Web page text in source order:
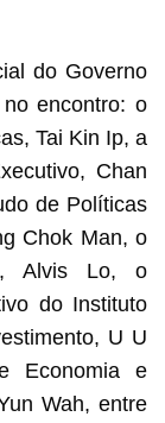
do Governo
encontro: o
Tai Kin Ip, a
Chan
de Políticas
Chok Man, o
Alvis Lo, o
do Instituto
U U
Economia e
Wah, entre